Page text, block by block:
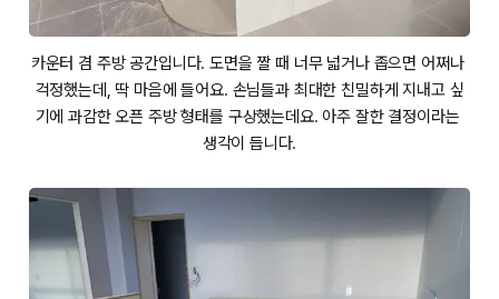
카운터 겸 주방 공간입니다. 도면을 짤 때 너무 넓거나 좁으면 어쩌나
걱정했는데, 딱 마음에 들어요. 손님들과 최대한 친밀하게 지내고 싶
기에 과감한 오픈 주방 형태를 구상했는데요. 아주 잘한 결정이라는
생각이 듭니다.